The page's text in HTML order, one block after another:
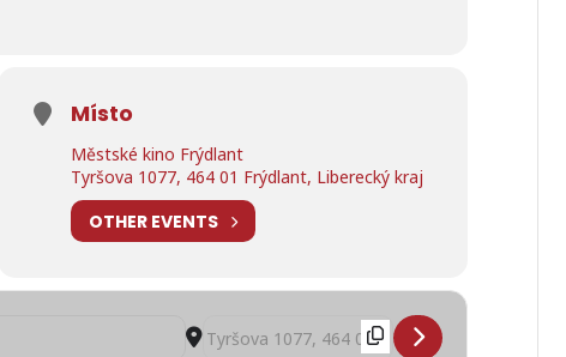
Místo
Městské kino Frýdlant
Tyršova 1077, 464 01 Frýdlant, Liberecký kraj
OTHER EVENTS
Destination Address - Příliš osobní známost []